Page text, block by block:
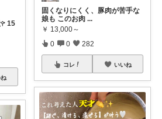
15
固くなりにくく、豚肉が苦手な
娘も このお肉 ...
￥ 13,000～
0 0 282
コレ いいね